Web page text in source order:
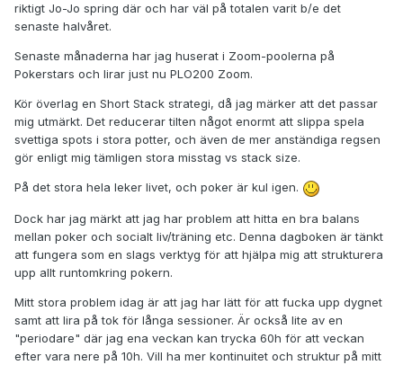
riktigt Jo-Jo spring där och har väl på totalen varit b/e det
senaste halvåret.
Senaste månaderna har jag huserat i Zoom-poolerna på
Pokerstars och lirar just nu PLO200 Zoom.
Kör överlag en Short Stack strategi, då jag märker att det passar
mig utmärkt. Det reducerar tilten något enormt att slippa spela
svettiga spots i stora potter, och även de mer anständiga regsen
gör enligt mig tämligen stora misstag vs stack size.
På det stora hela leker livet, och poker är kul igen.
Dock har jag märkt att jag har problem att hitta en bra balans
mellan poker och socialt liv/träning etc. Denna dagboken är tänkt
att fungera som en slags verktyg för att hjälpa mig att strukturera
upp allt runtomkring pokern.
Mitt stora problem idag är att jag har lätt för att fucka upp dygnet
samt att lira på tok för långa sessioner. Är också lite av en
"periodare" där jag ena veckan kan trycka 60h för att veckan
efter vara nere på 10h. Vill ha mer kontinuitet och struktur på mitt